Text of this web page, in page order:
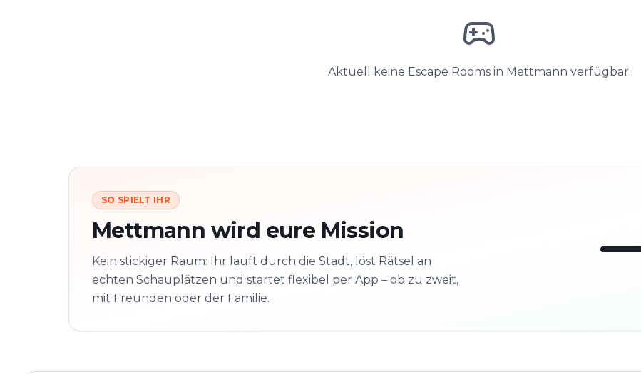
Aktuell keine Escape Rooms in Mettmann verfügbar.
SO SPIELT IHR
Mettmann wird eure Mission
Kein stickiger Raum: Ihr lauft durch die Stadt, löst Rätsel an
echten Schauplätzen und startet flexibel per App – ob zu zweit,
mit Freunden oder der Familie.